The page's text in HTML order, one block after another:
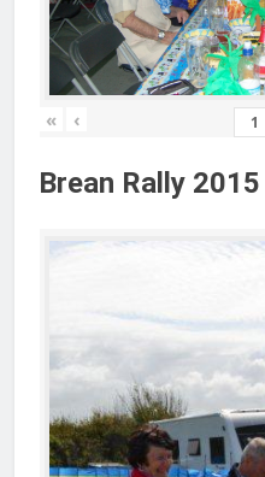
« ‹
Brean Rally 2015